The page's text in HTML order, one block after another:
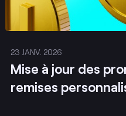
23 JANV. 2026
Mise à jour des
remises